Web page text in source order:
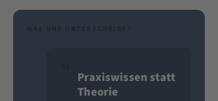
WAS UNS UNTERSCHEIDET
Praxiswissen statt
Theorie